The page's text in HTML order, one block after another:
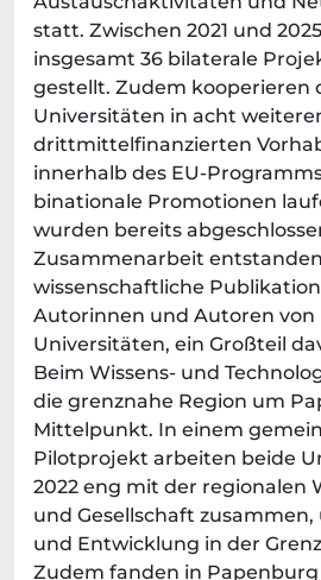
statt. Zwischen 2021 und
insgesamt 36 bilaterale
gestellt. Zudem kooperieren
Universitäten in acht
drittmittelfinanzierten
innerhalb des EU-Programms
binationale Promotionen
wurden bereits
Zusammenarbeit
wissenschaftliche
Autorinnen und Autoren von
Universitäten, ein Großteil
Beim Wissens- und
die grenznahe Region um
Mittelpunkt. In einem
Pilotprojekt arbeiten beide
2022 eng mit der regionalen
und Gesellschaft
und Entwicklung in der
Zudem fanden in